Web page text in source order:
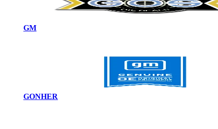
GM
GONHER